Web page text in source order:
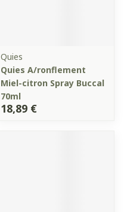
Quies
Quies A/ronflement
Miel-citron Spray Buccal
70ml
18,89 €